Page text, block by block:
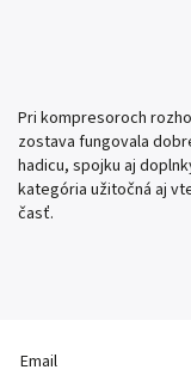
Pri kompresoroch
zostava fungovala
hadicu, spojku aj
kategória užitočná aj
časť.
Email